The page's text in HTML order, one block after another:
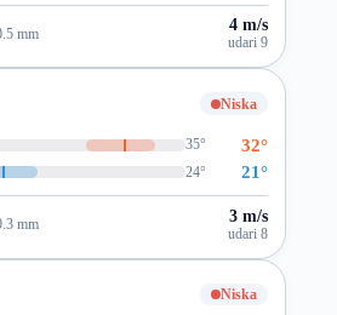
mm 4 m/s
udari 9
Niska
35° 32°
24° 21°
mm 3 m/s
udari 8
Niska